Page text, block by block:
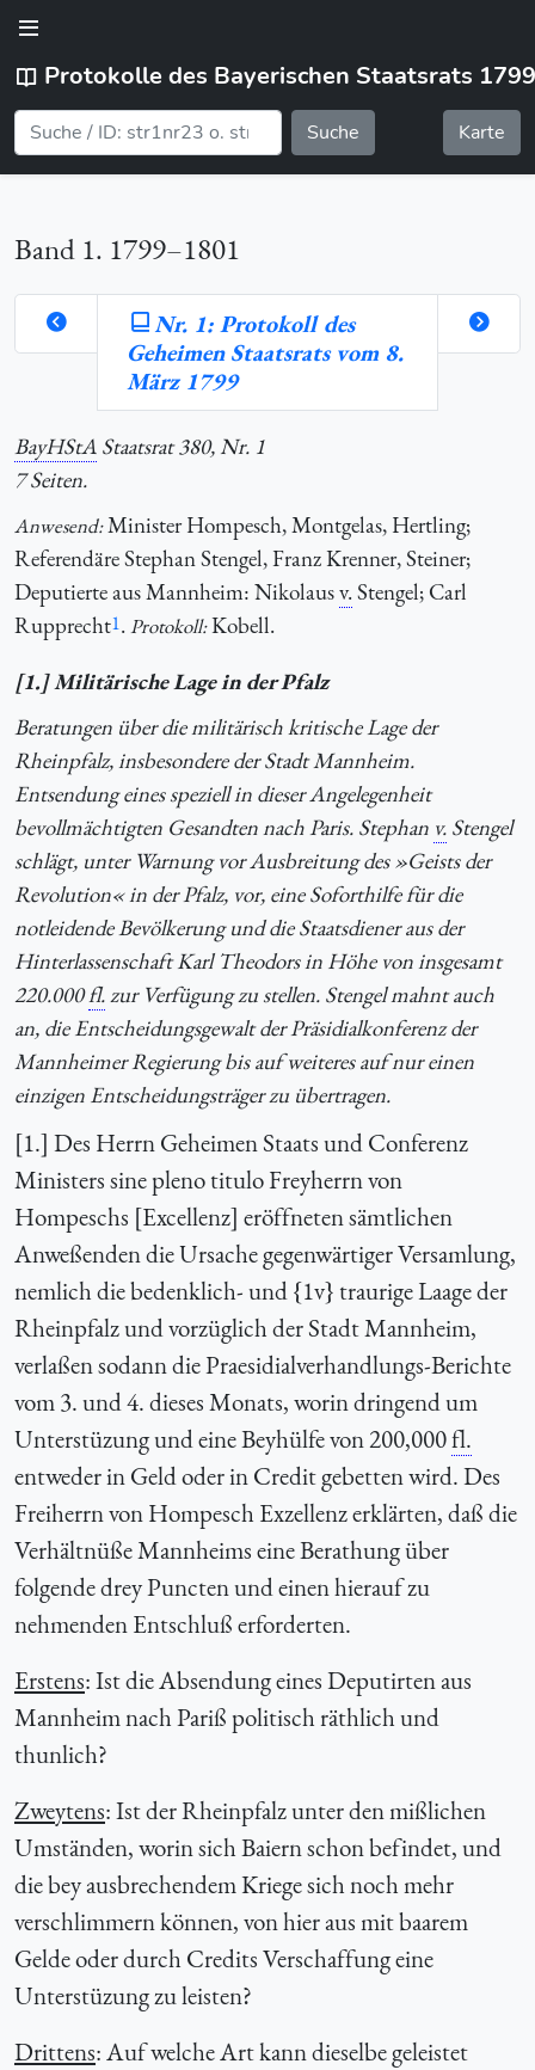
Protokolle des Bayerischen Staatsrats
Suche Karte
Band 1. 1799–1801
Nr. 1: Protokoll des
Geheimen Staatsrats vom 8.
März 1799
BayHStA Staatsrat 380, Nr. 1
7 Seiten.
Anwesend:Minister Hompesch, Montgelas, Hertling;
Referendäre Stephan Stengel, Franz Krenner, Steiner;
Deputierte aus Mannheim: Nikolausv.Stengel; Carl
Rupprecht1.Protokoll:Kobell.
[1.] Militärische Lage in der Pfalz
Beratungen über die militärisch kritische Lage der
Rheinpfalz, insbesondere der Stadt Mannheim.
Entsendung eines speziell in dieser Angelegenheit
bevollmächtigten Gesandten nach Paris. Stephan v. Stengel
schlägt, unter Warnung vor Ausbreitung des »Geists der
Revolution« in der Pfalz, vor, eine Soforthilfe für die
notleidende Bevölkerung und die Staatsdiener aus der
Hinterlassenschaft Karl Theodors in Höhe von insgesamt
220.000fl.zur Verfügung zu stellen. Stengel mahnt auch
an, die Entscheidungsgewalt der Präsidialkonferenz der
Mannheimer Regierung bis auf weiteres auf nur einen
einzigen Entscheidungsträger zu übertragen.
[1.] Des Herrn Geheimen Staats und Conferenz
Ministers sine pleno titulo Freyherrn von
Hompeschs [Excellenz] eröffneten sämtlichen
Anweßenden die Ursache gegenwärtiger Versamlung,
nemlich die bedenklich- und {1v} traurige Laage der
Rheinpfalz und vorzüglich der Stadt Mannheim,
verlaßen sodann die Praesidialverhandlungs-Berichte
vom 3. und 4. dieses Monats, worin dringend um
Unterstüzung und eine Beyhülfe von 200,000fl.
entweder in Geld oder in Credit gebetten wird. Des
Freiherrn von Hompesch Exzellenz erklärten, daß die
Verhältnüße Mannheims eine Berathung über
folgende drey Puncten und einen hierauf zu
nehmenden Entschluß erforderten.
Erstens: Ist die Absendung eines Deputirten aus
Mannheim nach Pariß politisch räthlich und
thunlich?
Zweytens: Ist der Rheinpfalz unter den mißlichen
Umständen, worin sich Baiern schon befindet, und
die bey ausbrechendem Kriege sich noch mehr
verschlimmern können, von hier aus mit baarem
Gelde oder durch Credits Verschaffung eine
Unterstüzung zu leisten?
Drittens: Auf welche Art kann dieselbe geleistet